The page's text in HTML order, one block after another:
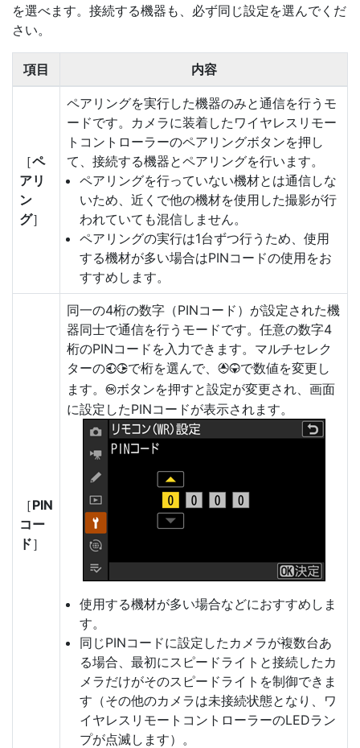
を選べます。接続する機器も、必ず同じ設定を選んでくだ
さい。
項目 内容
［ペ
アリ
ン
グ］
ペアリングを実行した機器のみと通信を行うモ
ードです。カメラに装着したワイヤレスリモー
トコントローラーのペアリングボタンを押し
て、接続する機器とペアリングを行います。
ペアリングを行っていない機材とは通信しな
いため、近くで他の機材を使用した撮影が行
われていても混信しません。
ペアリングの実行は1台ずつ行うため、使用
する機材が多い場合はPINコードの使用をお
すすめします。
［PIN
コー
ド］
同一の4桁の数字（PINコード）が設定された機
器同士で通信を行うモードです。任意の数字4
桁のPINコードを入力できます。マルチセレク
ターの42で桁を選んで、 13で数値を変更し
ます。
Jボタンを押すと設定が変更され、画面
に設定したPINコードが表示されます。
使用する機材が多い場合などにおすすめしま
す。
同じPINコードに設定したカメラが複数台あ
る場合、最初にスピードライトと接続したカ
メラだけがそのスピードライトを制御できま
す（その他のカメラは未接続状態となり、ワ
イヤレスリモートコントローラーのLEDラン
プが点滅します）。